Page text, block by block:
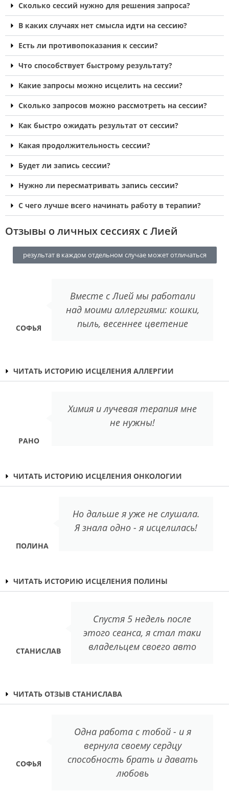
Сколько сессий нужно для решения запроса?
В каких случаях нет смысла идти на сессию?
Есть ли противопоказания к сессии?
Что способствует быстрому результату?
Какие запросы можно исцелить на сессии?
Сколько запросов можно рассмотреть на сессии?
Как быстро ожидать результат от сессии?
Какая продолжительность сессии?
Будет ли запись сессии?
Нужно ли пересматривать запись сессии?
С чего лучше всего начинать работу в терапии?
Отзывы о личных сессиях с Лией
результат в каждом отдельном случае может отличаться
Вместе с Лией мы работали
над моими аллергиями: кошки,
пыль, весеннее цветение
СОФЬЯ
ЧИТАТЬ ИСТОРИЮ ИСЦЕЛЕНИЯ АЛЛЕРГИИ
Химия и лучевая терапия мне
не нужны!
РАНО
ЧИТАТЬ ИСТОРИЮ ИСЦЕЛЕНИЯ ОНКОЛОГИИ
Но дальше я уже не слушала.
Я знала одно - я исцелилась!
ПОЛИНА
ЧИТАТЬ ИСТОРИЮ ИСЦЕЛЕНИЯ ПОЛИНЫ
Спустя 5 недель после
этого сеанса, я стал таки
владельцем своего авто
СТАНИСЛАВ
ЧИТАТЬ ОТЗЫВ СТАНИСЛАВА
Одна работа с тобой - и я
вернула своему сердцу
способность брать и давать
любовь
СОФЬЯ